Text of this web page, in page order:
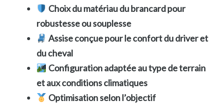
Choix du matériau du brancard pour
robustesse ou souplesse
Assise conçue pour le confort du driver et
du cheval
Configuration adaptée au type de terrain
et aux conditions climatiques
Optimisation selon l’objectif